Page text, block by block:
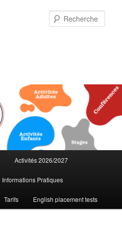
Activités 2026/2027
Informations Pratiques
Tarifs English placement tests